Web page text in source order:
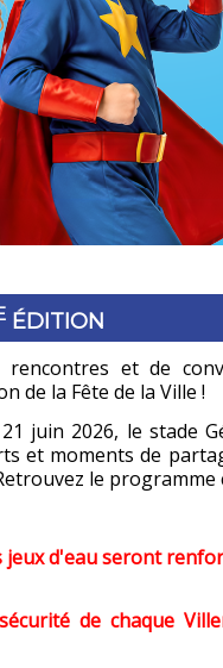
ÉDITION
et de
de la Fête de la Ville !
juin 2026, le stade
et moments de
le programme
d'eau seront
de chaque